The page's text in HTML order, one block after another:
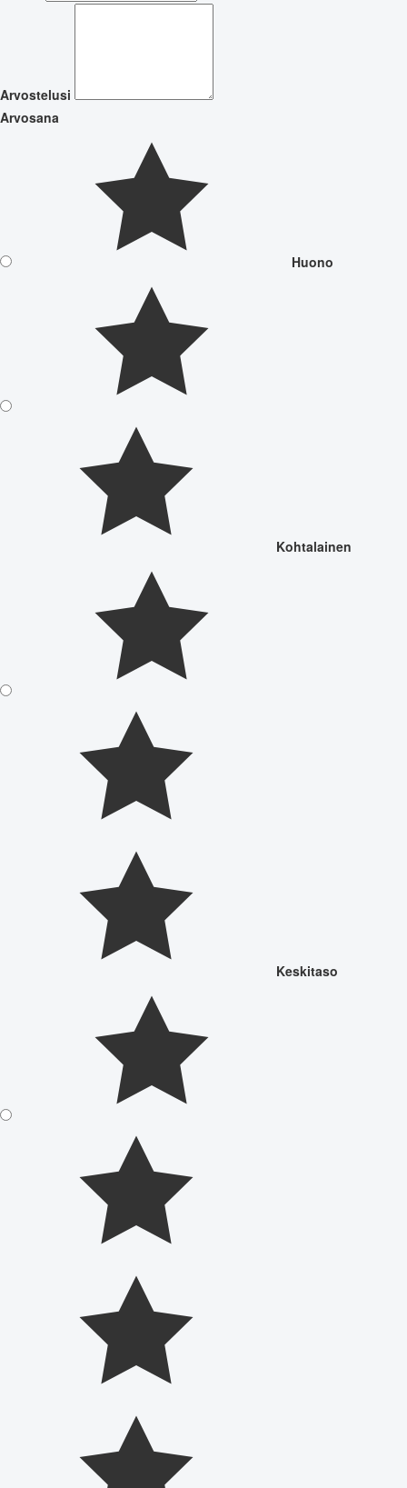
Arvostelusi
Arvosana
Huono
Kohtalainen
Keskitaso